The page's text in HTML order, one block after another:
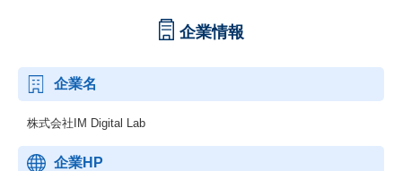
企業情報
企業名
株式会社IM Digital Lab
企業HP